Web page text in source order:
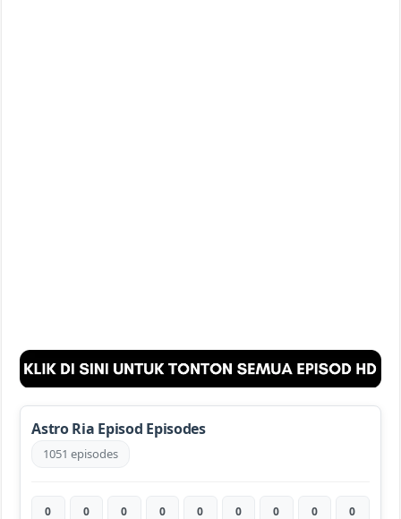
Astro Ria Episod Episodes
1051 episodes
0 0 0 0 0 0 0 0 0